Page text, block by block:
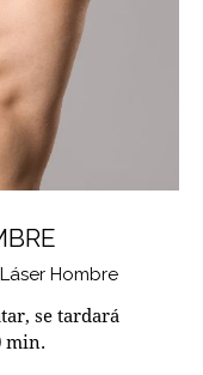
Hombre
se tardará
min.